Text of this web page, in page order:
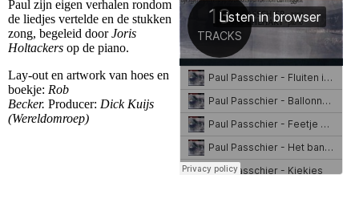
Paul zijn eigen verhalen rondom
de liedjes vertelde en de stukken
zong, begeleid doorJoris
Holtackers op de piano.
Lay-out en artwork van hoes en
boekje: Rob
Becker. Producer: Dick Kuijs
(Wereldomroep)